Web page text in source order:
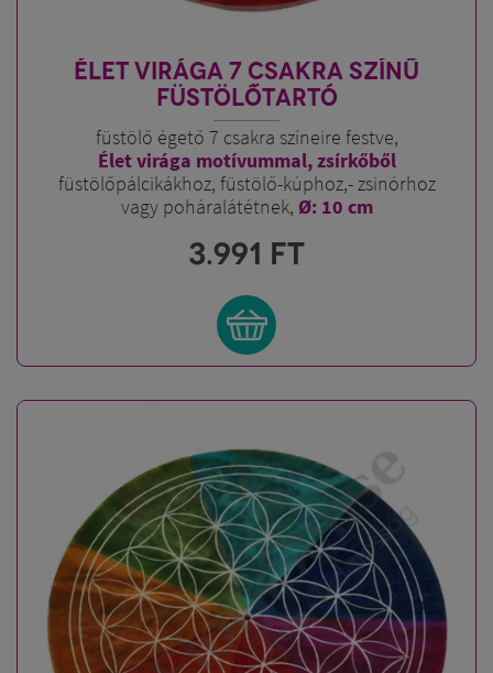
ÉLET VIRÁGA 7 CSAKRA SZÍNŰ
FÜSTÖLŐTARTÓ
füstölő égető 7 csakra színeire festve,
Élet virága motívummal, zsírkőből
füstölőpálcikákhoz, füstölő-kúphoz,- zsinórhoz
vagy poháralátétnek, Ø: 10 cm
3.991 FT